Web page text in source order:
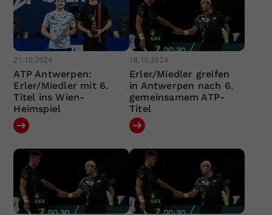
21.10.2024
ATP Antwerpen:
Erler/Miedler mit 6.
Titel ins Wien-
Heimspiel
18.10.2024
Erler/Miedler greifen
in Antwerpen nach 6.
gemeinsamem ATP-
Titel